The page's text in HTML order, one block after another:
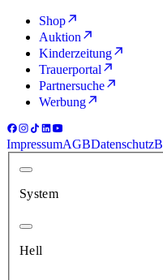
Shop
Auktion
Kinderzeitung
Trauerportal
Partnersuche
Werbung
ImpressumAGBDatenschutz
System
Hell